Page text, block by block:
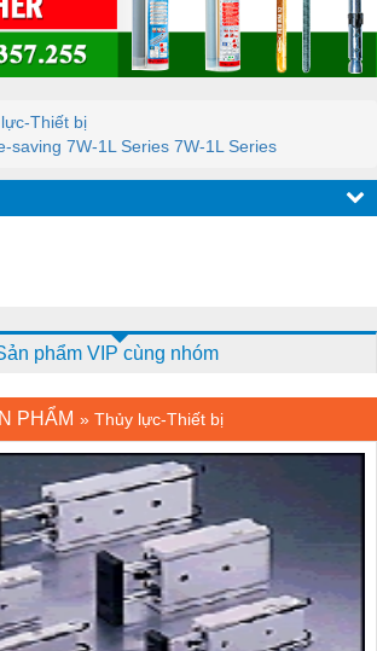
Thiết bị
saving 7W-1L Series 7W-1L Series
phẩm VIP cùng nhóm
PHẨM » Thủy lực-Thiết bị